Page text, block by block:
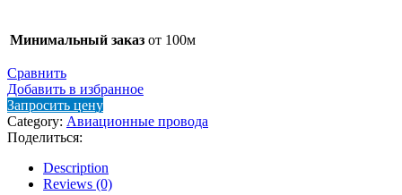
Минимальный заказ от 100м
Сравнить
Добавить в избранное
Запросить цену
Category: Авиационные провода
Поделиться:
Description
Reviews (0)